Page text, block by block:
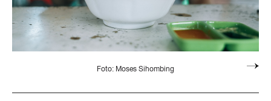
Foto: Moses Sihombing